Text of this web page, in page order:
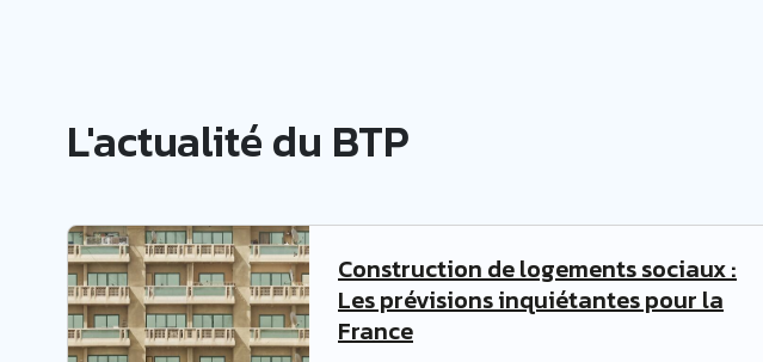
faire et une expertise reconnus
L'actualité du BTP
Construction de logements sociaux :
Les prévisions inquiétantes pour la
France